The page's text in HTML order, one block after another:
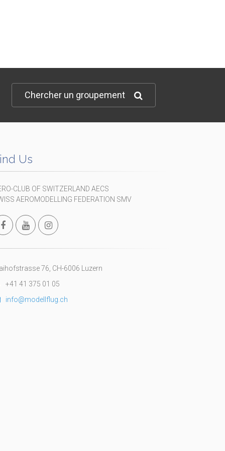
Chercher un groupement
Us
CLUB OF SWITZERLAND AECS
AEROMODELLING FEDERATION SMV
76, CH-6006 Luzern
+41 41 375 01 05
info@modellflug.ch